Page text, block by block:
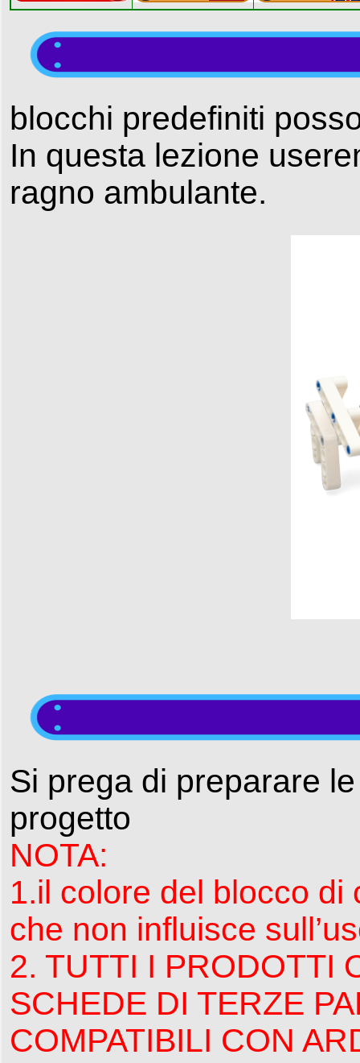
blocchi predefiniti
In questa lezione
ragno ambulante.
Si prega di preparare
progetto
NOTA:
1.il colore del blocco
che non influisce
2. TUTTI I PRODOTTI
SCHEDE DI TERZE
COMPATIBILI CON